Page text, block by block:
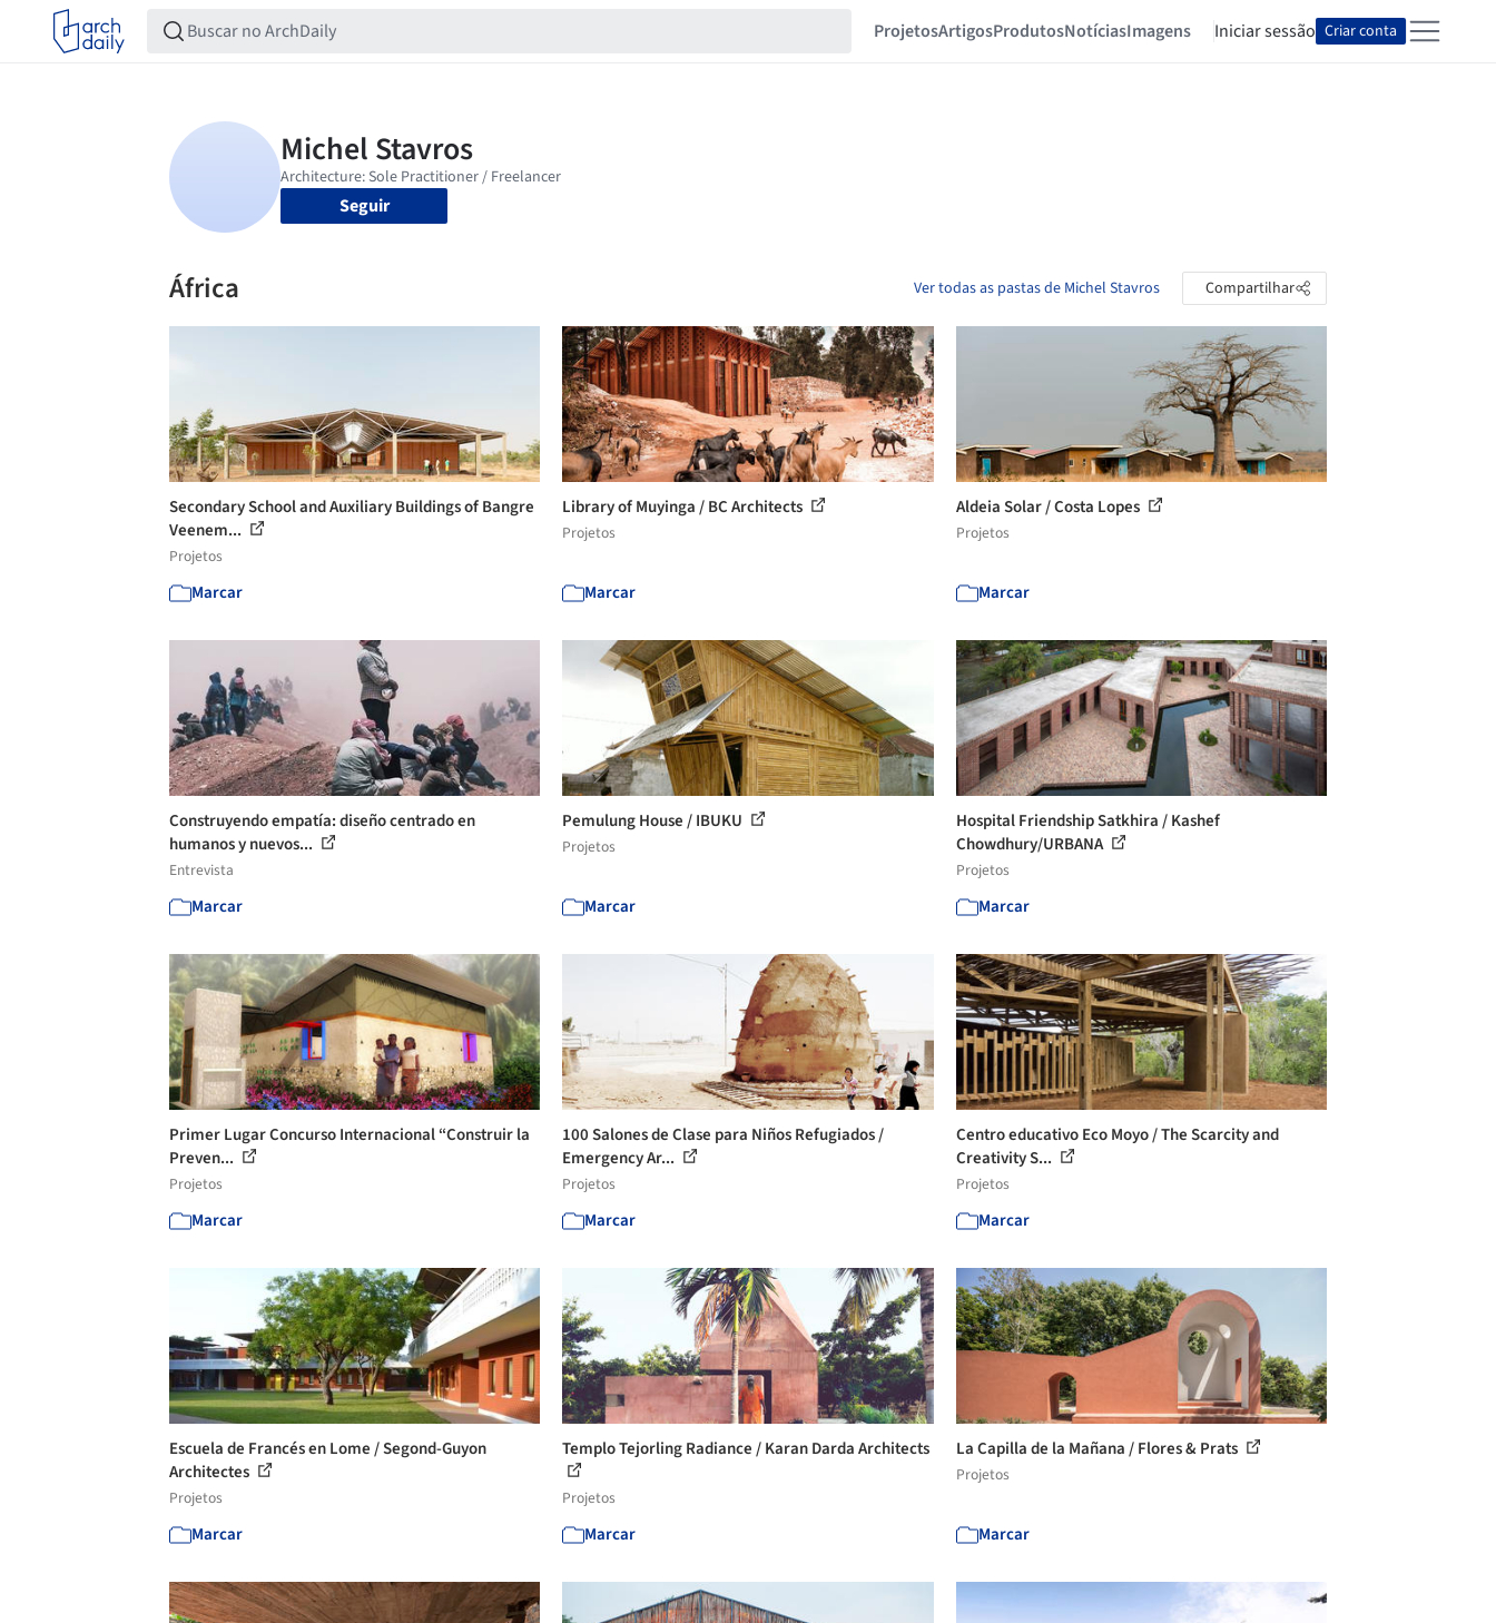
ProjetosArtigosProdutosNotíciasImagens Iniciar sessão Criar conta
Seguir
África Ver todas as pastas de Michel Stavros Compartilhar
Secondary School and Auxiliary Buildings of Bangre
Veenem...
Projetos
Marcar
Library of Muyinga / BC Architects
Projetos
Marcar
Aldeia Solar / Costa Lopes
Projetos
Marcar
Construyendo empatía: diseño centrado en
humanos y nuevos...
Entrevista
Marcar
Pemulung House / IBUKU
Projetos
Marcar
Hospital Friendship Satkhira / Kashef
Chowdhury/URBANA
Projetos
Marcar
Primer Lugar Concurso Internacional “Construir la
Preven...
Projetos
Marcar
100 Salones de Clase para Niños Refugiados /
Emergency Ar...
Projetos
Marcar
Centro educativo Eco Moyo / The Scarcity and
Creativity S...
Projetos
Marcar
Escuela de Francés en Lome / Segond-Guyon
Architectes
Projetos
Marcar
Templo Tejorling Radiance / Karan Darda Architects
Projetos
Marcar
La Capilla de la Mañana / Flores & Prats
Projetos
Marcar